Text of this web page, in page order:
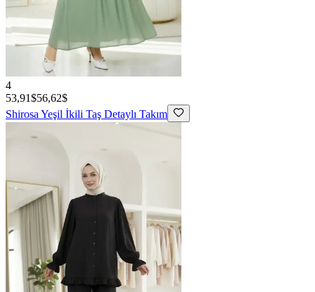
4
53,91$56,62$
Shirosa Yeşil İkili Taş Detaylı Takım